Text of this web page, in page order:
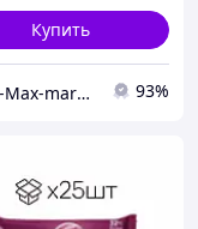
Купить
Super-Max-market 93%